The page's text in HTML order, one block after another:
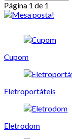
Página 1 de 1
Cupom
Eletroportáteis
Eletrodom